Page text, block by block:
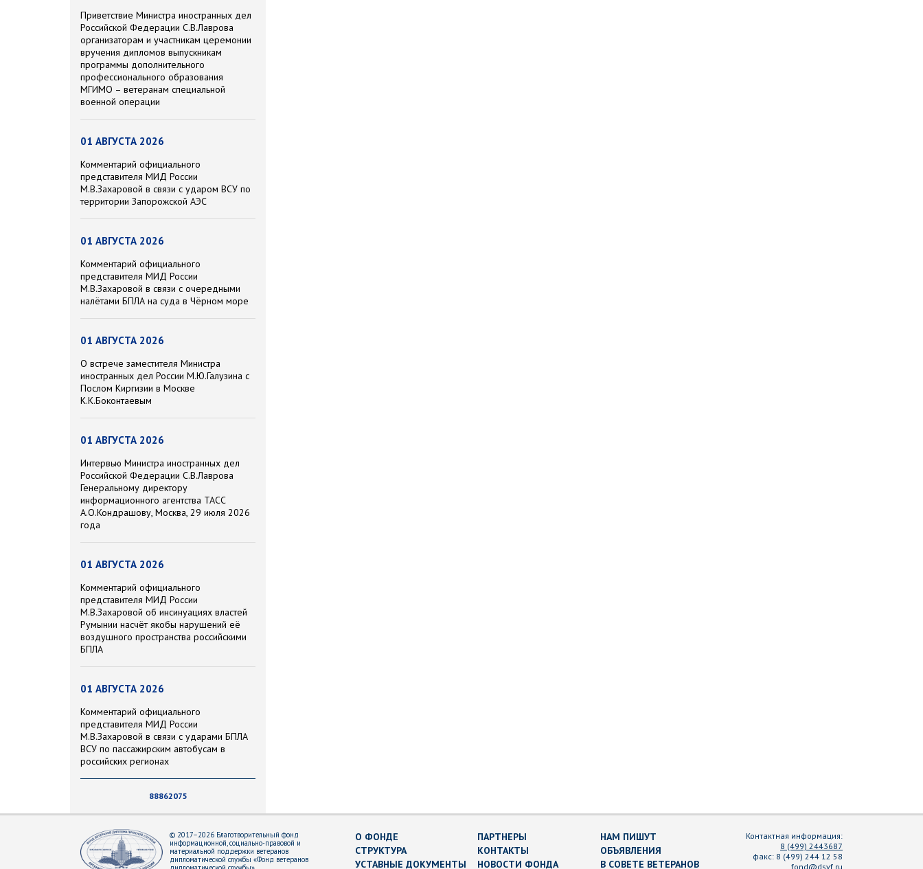
Приветствие Министра иностранных дел
Российской Федерации С.В.Лаврова
организаторам и участникам церемонии
вручения дипломов выпускникам
программы дополнительного
профессионального образования
МГИМО – ветеранам специальной
военной операции
01 АВГУСТА 2026
Комментарий официального
представителя МИД России
М.В.Захаровой в связи с ударом ВСУ по
территории Запорожской АЭС
01 АВГУСТА 2026
Комментарий официального
представителя МИД России
М.В.Захаровой в связи с очередными
налётами БПЛА на суда в Чёрном море
01 АВГУСТА 2026
О встрече заместителя Министра
иностранных дел России М.Ю.Галузина с
Послом Киргизии в Москве
К.К.Боконтаевым
01 АВГУСТА 2026
Интервью Министра иностранных дел
Российской Федерации С.В.Лаврова
Генеральному директору
информационного агентства ТАСС
А.О.Кондрашову, Москва, 29 июля 2026
года
01 АВГУСТА 2026
Комментарий официального
представителя МИД России
М.В.Захаровой об инсинуациях властей
Румынии насчёт якобы нарушений её
воздушного пространства российскими
БПЛА
01 АВГУСТА 2026
Комментарий официального
представителя МИД России
М.В.Захаровой в связи с ударами БПЛА
ВСУ по пассажирским автобусам в
российских регионах
88862075
© 2017–2026 Благотворительный фонд
информационной, социально-правовой и
материальной поддержки ветеранов
дипломатической службы «Фонд ветеранов
О ФОНДЕ
СТРУКТУРА
УСТАВНЫЕ ДОКУМЕНТЫ
ПАРТНЕРЫ
КОНТАКТЫ
НОВОСТИ ФОНДА
НАМ ПИШУТ
ОБЪЯВЛЕНИЯ
В СОВЕТЕ ВЕТЕРАНОВ
Контактная информация:
8 (499) 2443687
факс: 8 (499) 244 12 58
fond@dsvf.ru